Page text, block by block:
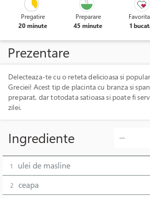
Pregatire
20 minute
Preparare
45 minute
1
Prezentare
Delecteaza-te cu o reteta delicioasa si
Greciei! Acest tip de placinta cu branza si
preparat, dar totodata satioasa si poate fi
zilei.
Ingrediente
1 ulei de masline
2 ceapa